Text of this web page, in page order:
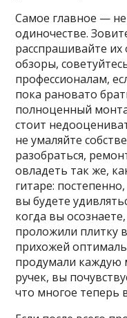
Самое главное —
одиночестве.
расспрашивайте
обзоры,
профессионалам,
пока рановато
полноценный
стоит
не умаляйте
разобраться,
овладеть так же,
гитаре:
вы будете
когда вы
проложили плитку
прихожей
продумали каждую
ручек, вы
что многое теперь